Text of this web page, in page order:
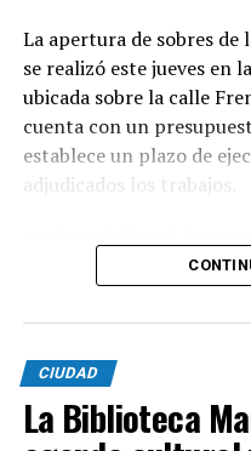
La apertura de sobres de
se realizó este jueves en
ubicada sobre la calle
cuenta con un
establece un plazo de
adjudicados los trabajos.
agua potable incluyen la
de cañerías de PVC, la
ejecución de 29
desarrollarán en
las calles Pehuajó, Sicilia,
En paralelo, la
CIUDAD
La Biblioteca